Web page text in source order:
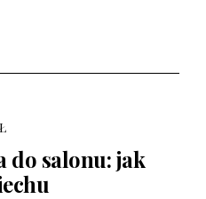
do salonu: jak